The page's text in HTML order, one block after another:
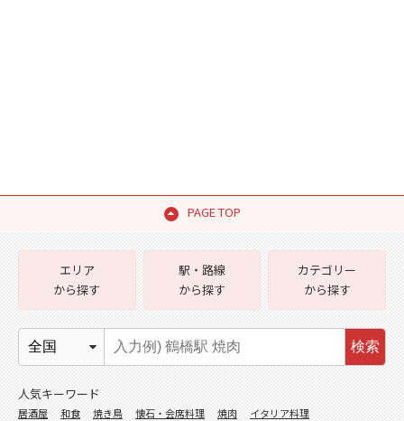
PAGE TOP
エリア
から探す
駅・路線
から探す
カテゴリー
から探す
検索
人気キーワード
居酒屋 和食 焼き鳥 懐石・会席料理 焼肉
イタリア料理